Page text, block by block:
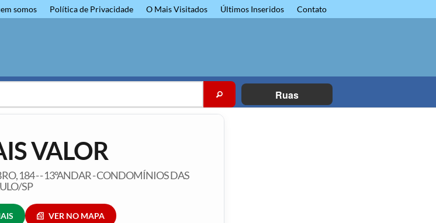
somos Política de Privacidade O Mais Visitados Últimos Inseridos Contato
Ruas
VALOR
184 - - 13°ANDAR - CONDOMÍNIOS DAS
SP
VER NO MAPA